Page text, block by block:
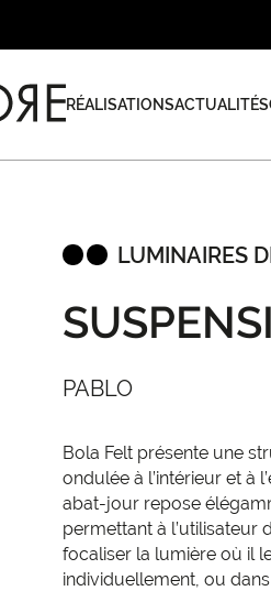
RÉALISATIONSACTUALITÉS
LUMINAIRES
PABLO
Bola Felt présente une
ondulée à l’intérieur et à
abat-jour repose
permettant à l’utilisateur
focaliser la lumière où il
individuellement, ou